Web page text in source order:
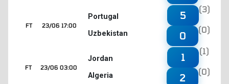
23/06 17:00
FT
Portugal
Uzbekistan
5
(3)
0
(0)
23/06 03:00
FT
Jordan
Algeria
1
(1)
2
(0)